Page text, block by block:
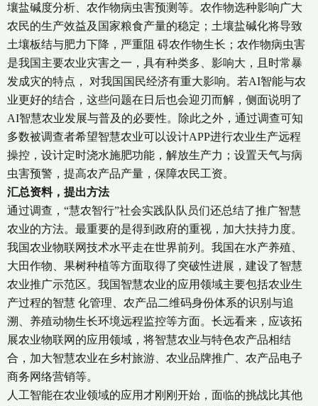
壤盐碱度分析、农作物病虫害预测等。农作物选种影响广大
农民的生产效益及国家粮食产量的稳定；土壤盐碱化将导致
土壤板结与肥力下降，严重阻 碍农作物生长；农作物病虫害
是我国主要农业灾害之一，具有种类多、影响大，且时常暴
发成灾的特点， 对我国国民经济有重大影响。若AI智能与农
业更好的结合，这些问题在日后也会迎刃而解，侧面说明了
AI智慧农业发展与普及的必要性。除此之外，通过调查可知
多数被调查者希望智慧农业可以设计APP进行农业生产远程
操控，设计定时浇水施肥功能，解放生产力；设置天气与病
虫害预警，提高农产品产量，保障农民工资。
汇总资料，提出方法
通过调查，“慧农智行”社会实践队队员们还总结了推广智慧
农业的方法。最重要的是得到政府的重视，加大扶持力度。
我国农业物联网技术水平走在世界前列。我国在水产养殖、
大田作物、果树种植等方面取得了突破性进展，建设了智慧
农业推广示范区。我国智慧农业的应用领域主要包括农业生
产过程的智慧 化管理、农产品二维码身份体系的识别与追
溯、养殖动物生长环境远程监控等方面。长远看来，应该拓
展农业物联网的应用领域，将智慧农业与特色农产品相结
合，加大智慧农业在乡村旅游、农业品牌推广、农产品电子
商务网络营销等。
人工智能在农业领域的应用才刚刚开始，面临的挑战比其他